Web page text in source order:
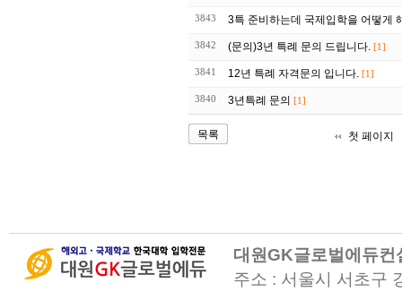
3843 3특 준비하는데 국제입학을 어떻게
3842 (문의)3년 특례 문의 드립니다. [1]
3841 12년 특례 자격문의 입니다. [1]
3840 3년특례 문의 [1]
목록 첫 페이지
대원GK글로벌에듀
주소 : 서울시 서초구